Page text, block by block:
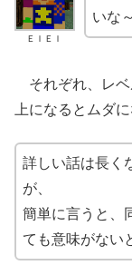
ＥＩＥＩ
いな～
それぞれ、レベ
上になるとムダ
詳しい話は長く
が、
簡単に言うと、
ても意味がない